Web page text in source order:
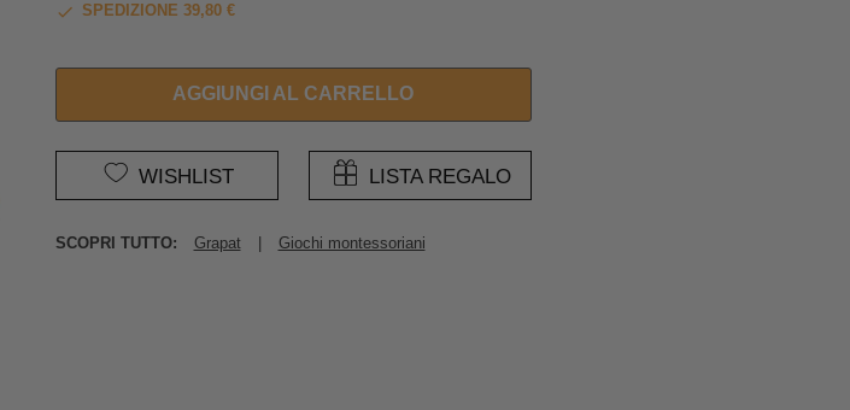
SPEDIZIONE 39,80 €
AGGIUNGI AL CARRELLO
WISHLIST LISTA REGALO
SCOPRI TUTTO: Grapat Giochi montessoriani